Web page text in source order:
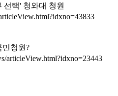
선택' 청와대 청원
민청원?
articleView.html?idxno=23443